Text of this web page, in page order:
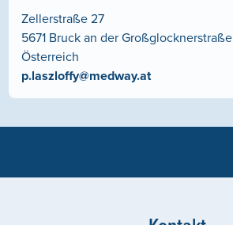
Zellerstraße 27
5671 Bruck an der Großglocknerstraße
Österreich
p.laszloffy@medway.at